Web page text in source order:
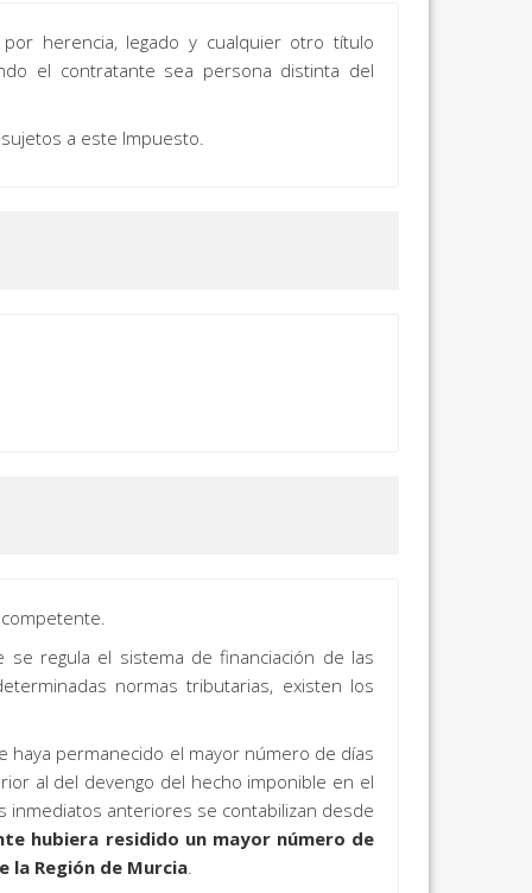
herencia, legado y cualquier otro título
el contratante sea persona distinta del
a este Impuesto.
regula el sistema de financiación de las
normas tributarias, existen los
haya permanecido el mayor número de días
al del devengo del hecho imponible en el
inmediatos anteriores se contabilizan desde
hubiera residido un mayor número de
la Región de Murcia.